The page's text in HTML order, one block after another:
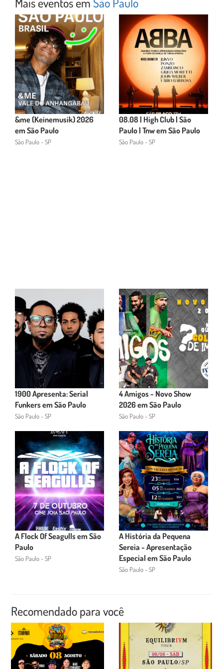
&me (Keinemusik) 2026
em São Paulo
São Paulo - SP
08.08 | High Club | São
Paulo | Tnw em São Paulo
São Paulo - SP
1900 Apresenta: Serial
Funkers em São Paulo
São Paulo - SP
4 Amigos - Novo Show
2026 em São Paulo
São Paulo - SP
A Flock Of Seagulls em São
Paulo
São Paulo - SP
A História da Pequena
Sereia - Apresentação
Especial em São Paulo
São Paulo - SP
Recomendado para você